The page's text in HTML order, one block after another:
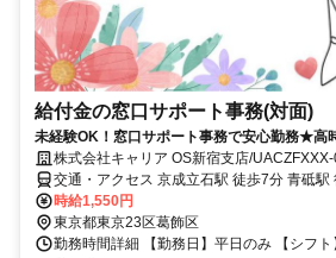
給付金の窓口サポート事務(対面)
未経験OK！窓口サポート事務で安心勤務★高
株式会社キャリア OS新宿支店/
交通・アクセス 京成立石駅 徒歩7分 青砥駅
歩10分
時給1,550円
東京都東京23区葛飾区
勤務時間詳細 【勤務日】平日のみ 【シフ